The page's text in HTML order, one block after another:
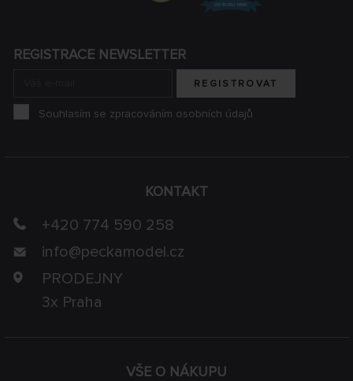
VŠE O NÁKUPU
KONTAKT
+420 774 590 258
info@peckamodel.cz
PRODEJNY
3x Praha
REGISTRACE NEWSLETTER
REGISTROVAT
Souhlasím se zpracováním osobních údajů